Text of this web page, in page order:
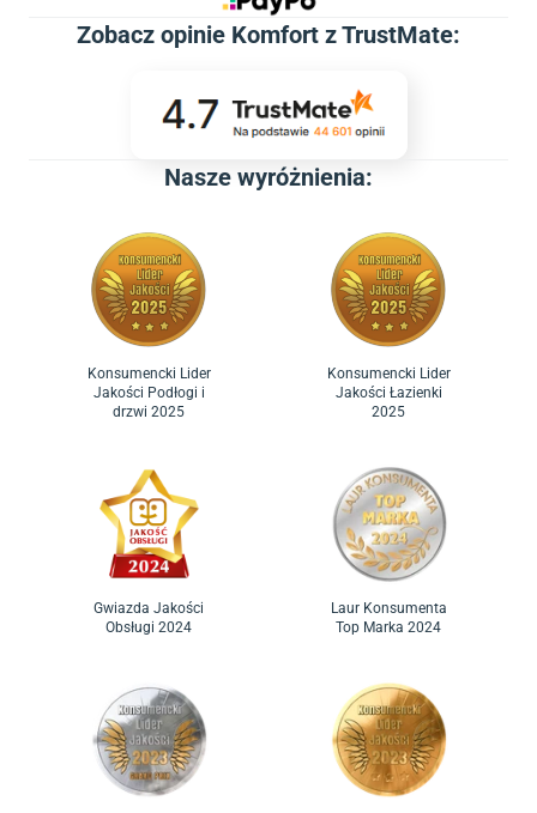
Zobacz opinie Komfort z TrustMate:
Nasze wyróżnienia:
Konsumencki Lider
Jakości Podłogi i
drzwi 2025
Konsumencki Lider
Jakości Łazienki
2025
Gwiazda Jakości
Obsługi 2024
Laur Konsumenta
Top Marka 2024